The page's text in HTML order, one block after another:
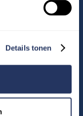
Details tonen